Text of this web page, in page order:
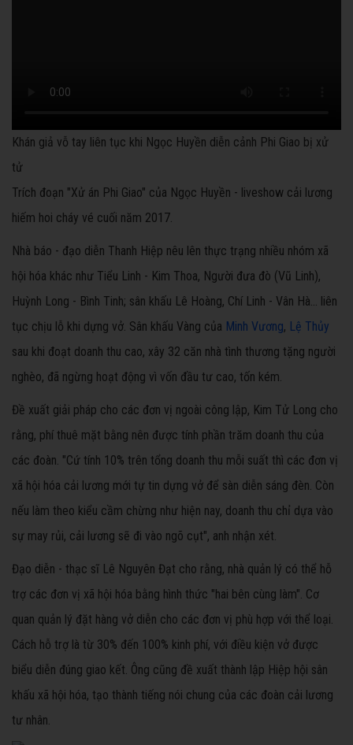
Khán giả vỗ tay liên tục khi Ngọc Huyền diễn cảnh Phi Giao bị xử
tử
Trích đoạn "Xử án Phi Giao" của Ngọc Huyền - liveshow cải lương
hiếm hoi cháy vé cuối năm 2017.
Nhà báo - đạo diễn Thanh Hiệp nêu lên thực trạng nhiều nhóm xã
hội hóa khác như Tiểu Linh - Kim Thoa, Người đưa đò (Vũ Linh),
Huỳnh Long - Bình Tinh; sân khấu Lê Hoàng, Chí Linh - Vân Hà... liên
tục chịu lỗ khi dựng vở. Sân khấu Vàng của Minh Vương, Lệ Thủy
sau khi đoạt doanh thu cao, xây 32 căn nhà tình thương tặng người
nghèo, đã ngừng hoạt động vì vốn đầu tư cao, tốn kém.
Đề xuất giải pháp cho các đơn vị ngoài công lập, Kim Tử Long cho
rằng, phí thuê mặt bằng nên được tính phần trăm doanh thu của
các đoàn. "Cứ tính 10% trên tổng doanh thu mỗi suất thì các đơn vị
xã hội hóa cải lương mới tự tin dựng vở để sàn diễn sáng đèn. Còn
nếu làm theo kiểu cầm chừng như hiện nay, doanh thu chỉ dựa vào
sự may rủi, cải lương sẽ đi vào ngõ cụt", anh nhận xét.
Đạo diễn - thạc sĩ Lê Nguyên Đạt cho rằng, nhà quản lý có thể hỗ
trợ các đơn vị xã hội hóa bằng hình thức "hai bên cùng làm". Cơ
quan quản lý đặt hàng vở diễn cho các đơn vị phù hợp với thể loại.
Cách hỗ trợ là từ 30% đến 100% kinh phí, với điều kiện vở được
biểu diễn đúng giao kết. Ông cũng đề xuất thành lập Hiệp hội sân
khấu xã hội hóa, tạo thành tiếng nói chung của các đoàn cải lương
tư nhân.